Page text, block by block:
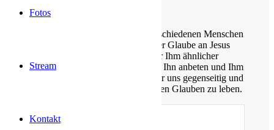
Fotos
Stream
Kontakt
Über uns
Unsere Gemeinde besteht aus verschiedenen Menschen
jeden Alters, die eins verbindet: der Glaube an Jesus
Christus. Gemeinsam möchten wir Ihm ähnlicher
werden, Sein Wort kennen lernen, Ihn anbeten und Ihm
nachfolgen. Dabei unterstützen wir uns gegenseitig und
ermutigen uns auch im Alltag diesen Glauben zu leben.